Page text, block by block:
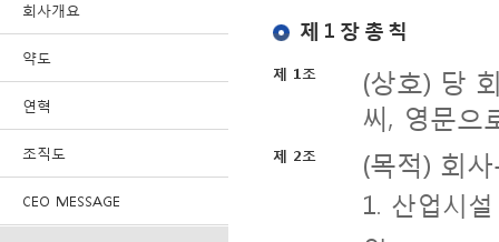
회사개요
약도
연혁
조직도
CEO MESSAGE
제 1 장 총 칙
제 1조
(상호) 당
씨, 영문으
제 2조 (목적) 회
1. 산업시